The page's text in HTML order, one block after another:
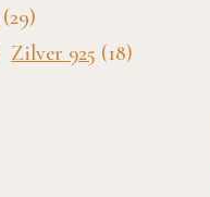
(29)
Zilver 925 (18)